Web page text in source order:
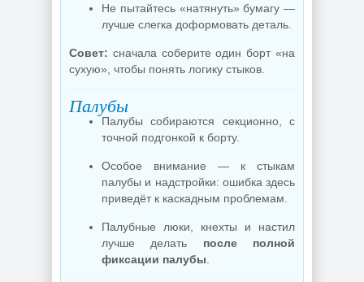
Не пытайтесь «натянуть» бумагу —
лучше слегка доформовать деталь.
Совет: сначала соберите один борт «на
сухую», чтобы понять логику стыков.
Палубы
Палубы собираются секционно, с
точной подгонкой к борту.
Особое внимание — к стыкам
палубы и надстройки: ошибка здесь
приведёт к каскадным проблемам.
Палубные люки, кнехты и настил
лучше делать после полной
фиксации палубы